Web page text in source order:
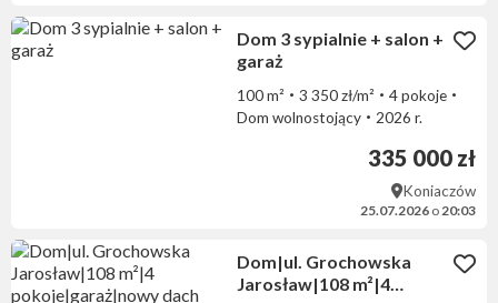
Dom 3 sypialnie + salon +
garaż
100 m² 3 350 zł/m²
4 pokoje
Dom wolnostojący
2026 r.
335 000 zł
Koniaczów
25.07.2026 o20:03
Dom|ul. Grochowska
Jarosław|108 m²|4